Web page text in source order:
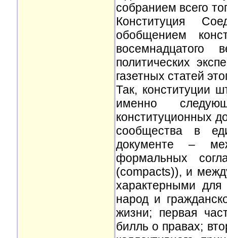
собранием всего
Конституция
обобщением
политических
газетных статей
Так, конституции
именно
конституционных
сообщества в
документе –
формальных
(compacts)), и
характерными для
народ и
жизни; первая
билль о правах;